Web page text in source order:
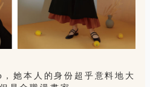
她本人的身份超乎意料地大